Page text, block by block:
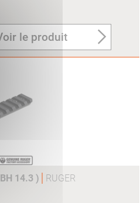
le produit
14.3 ) RUGER